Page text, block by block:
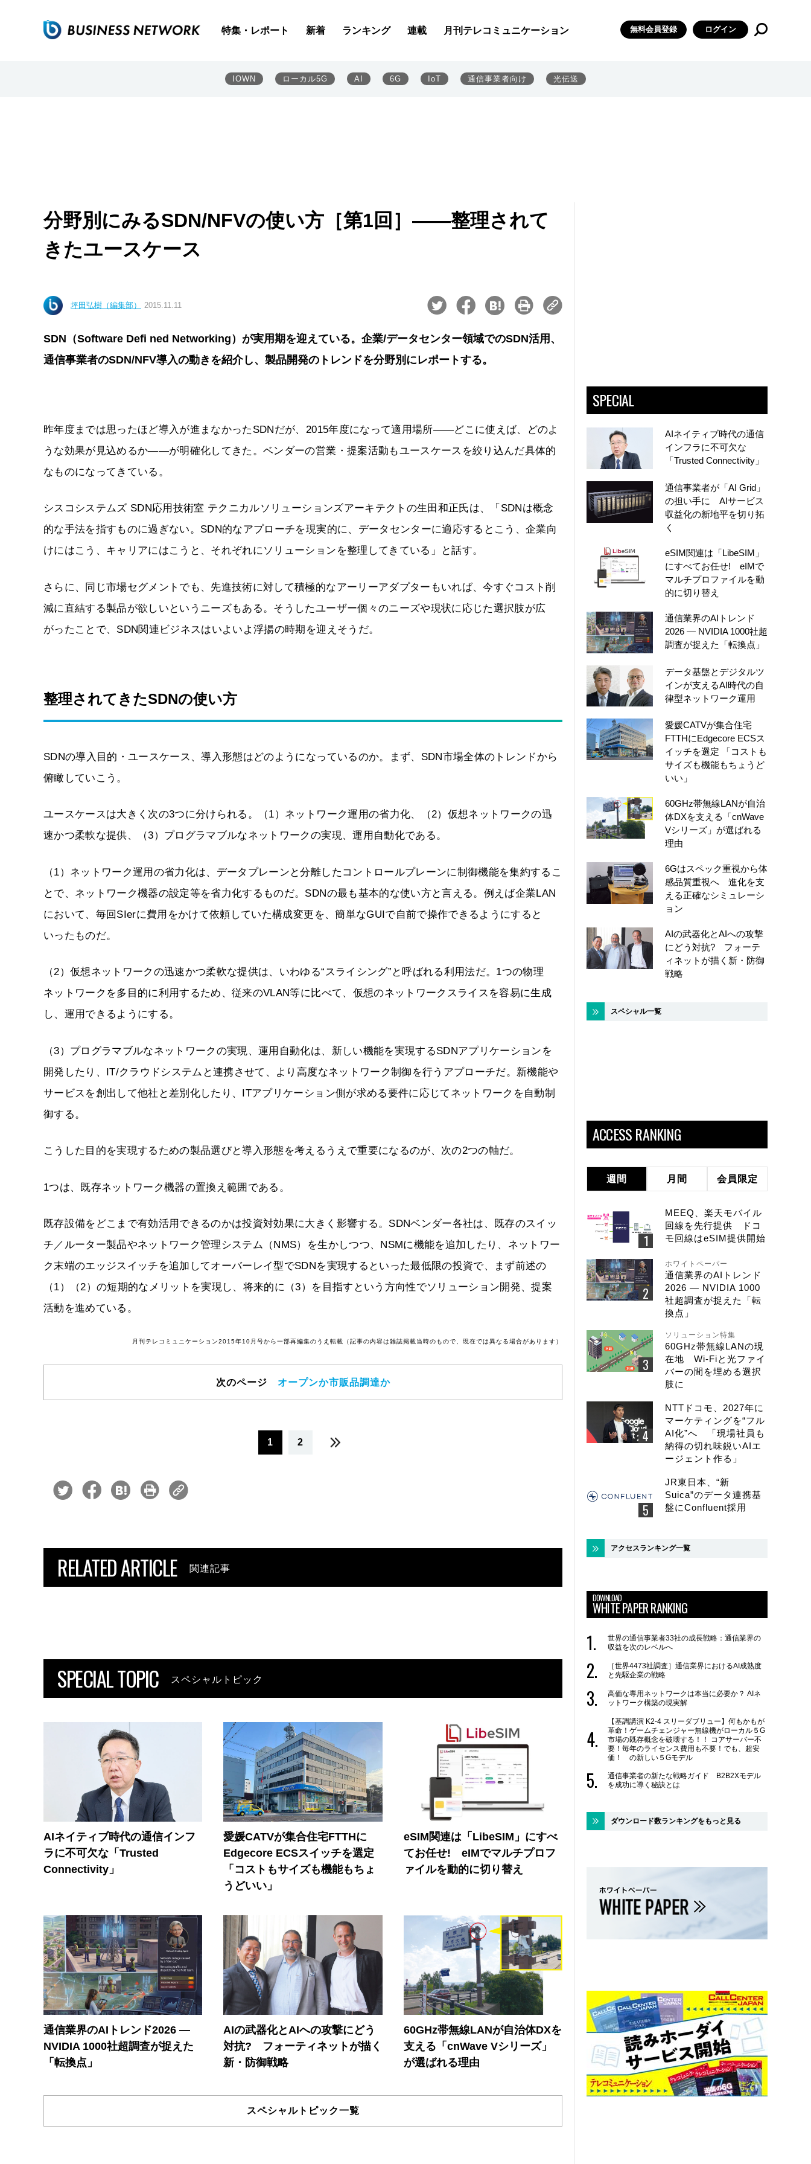
特集・レポート 新着 ランキング 連載 月刊テレコミュニケーション 無料会員登録 ログイン
IOWN ローカル5G AI 6G IoT 通信事業者向け 光伝送
分野別にみるSDN/NFVの使い方［第1回］――整理されて
きたユースケース
坪田弘樹（編集部） 2015.11.11
SDN（Software Defi ned Networking）が実用期を迎えている。企業/データセンター領域でのSDN活用、
通信事業者のSDN/NFV導入の動きを紹介し、製品開発のトレンドを分野別にレポートする。
昨年度までは思ったほど導入が進まなかったSDNだが、2015年度になって適用場所――どこに使えば、どのよ
うな効果が見込めるか――が明確化してきた。ベンダーの営業・提案活動もユースケースを絞り込んだ具体的
なものになってきている。
シスコシステムズ SDN応用技術室 テクニカルソリューションズアーキテクトの生田和正氏は、「SDNは概念
的な手法を指すものに過ぎない。SDN的なアプローチを現実的に、データセンターに適応するとこう、企業向
けにはこう、キャリアにはこうと、それぞれにソリューションを整理してきている」と話す。
さらに、同じ市場セグメントでも、先進技術に対して積極的なアーリーアダプターもいれば、今すぐコスト削
減に直結する製品が欲しいというニーズもある。そうしたユーザー個々のニーズや現状に応じた選択肢が広
がったことで、SDN関連ビジネスはいよいよ浮揚の時期を迎えそうだ。
整理されてきたSDNの使い方
SDNの導入目的・ユースケース、導入形態はどのようになっているのか。まず、SDN市場全体のトレンドから
俯瞰していこう。
ユースケースは大きく次の3つに分けられる。（1）ネットワーク運用の省力化、（2）仮想ネットワークの迅
速かつ柔軟な提供、（3）プログラマブルなネットワークの実現、運用自動化である。
（1）ネットワーク運用の省力化は、データプレーンと分離したコントロールプレーンに制御機能を集約するこ
とで、ネットワーク機器の設定等を省力化するものだ。SDNの最も基本的な使い方と言える。例えば企業LAN
において、毎回SIerに費用をかけて依頼していた構成変更を、簡単なGUIで自前で操作できるようにすると
いったものだ。
（2）仮想ネットワークの迅速かつ柔軟な提供は、いわゆる“スライシング”と呼ばれる利用法だ。1つの物理
ネットワークを多目的に利用するため、従来のVLAN等に比べて、仮想のネットワークスライスを容易に生成
し、運用できるようにする。
（3）プログラマブルなネットワークの実現、運用自動化は、新しい機能を実現するSDNアプリケーションを
開発したり、IT/クラウドシステムと連携させて、より高度なネットワーク制御を行うアプローチだ。新機能や
サービスを創出して他社と差別化したり、ITアプリケーション側が求める要件に応じてネットワークを自動制
御する。
こうした目的を実現するための製品選びと導入形態を考えるうえで重要になるのが、次の2つの軸だ。
1つは、既存ネットワーク機器の置換え範囲である。
既存設備をどこまで有効活用できるのかは投資対効果に大きく影響する。SDNベンダー各社は、既存のスイッ
チ／ルーター製品やネットワーク管理システム（NMS）を生かしつつ、NSMに機能を追加したり、ネットワー
ク末端のエッジスイッチを追加してオーバーレイ型でSDNを実現するといった最低限の投資で、まず前述の
（1）（2）の短期的なメリットを実現し、将来的に（3）を目指すという方向性でソリューション開発、提案
活動を進めている。
月刊テレコミュニケーション2015年10月号から一部再編集のうえ転載（記事の内容は雑誌掲載当時のもので、現在では異なる場合があります）
次のページ オープンか市販品調達か
1 2
RELATED ARTICLE 関連記事
SPECIAL TOPIC スペシャルトピック
AIネイティブ時代の通信インフ
ラに不可欠な「Trusted
Connectivity」
愛媛CATVが集合住宅FTTHに
Edgecore ECSスイッチを選定
「コストもサイズも機能もちょ
うどいい」
eSIM関連は「LibeSIM」にすべ
てお任せ! eIMでマルチプロフ
ァイルを動的に切り替え
通信業界のAIトレンド2026 ―
NVIDIA 1000社超調査が捉えた
「転換点」
AIの武器化とAIへの攻撃にどう
対抗? フォーティネットが描く
新・防御戦略
60GHz帯無線LANが自治体DXを
支える「cnWave Vシリーズ」
が選ばれる理由
スペシャルトピック一覧
SPECIAL
AIネイティブ時代の通信
インフラに不可欠な
「Trusted Connectivity」
通信事業者が「AI Grid」
の担い手に AIサービス
収益化の新地平を切り拓
く
eSIM関連は「LibeSIM」
にすべてお任せ! eIMで
マルチプロファイルを動
的に切り替え
通信業界のAIトレンド
2026 ― NVIDIA 1000社超
調査が捉えた「転換点」
データ基盤とデジタルツ
インが支えるAI時代の自
律型ネットワーク運用
愛媛CATVが集合住宅
FTTHにEdgecore ECSス
イッチを選定 「コストも
サイズも機能もちょうど
いい」
60GHz帯無線LANが自治
体DXを支える「cnWave
Vシリーズ」が選ばれる
理由
6Gはスペック重視から体
感品質重視へ 進化を支
える正確なシミュレーシ
ョン
AIの武器化とAIへの攻撃
にどう対抗? フォーテ
ィネットが描く新・防御
戦略
スペシャル一覧
ACCESS RANKING
週間 月間 会員限定
MEEQ、楽天モバイル
回線を先行提供 ドコ
モ回線はeSIM提供開始
ホワイトペーパー
通信業界のAIトレンド
2026 ― NVIDIA 1000
社超調査が捉えた「転
換点」
ソリューション特集
60GHz帯無線LANの現
在地 Wi-Fiと光ファイ
バーの間を埋める選択
肢に
NTTドコモ、2027年に
マーケティングを“フル
AI化”へ 「現場社員も
納得の切れ味鋭いAIエ
ージェント作る」
JR東日本、“新
Suica”のデータ連携基
盤にConfluent採用
アクセスランキング一覧
DOWNLOAD
WHITE PAPER RANKING
世界の通信事業者33社の成長戦略：通信業界の
収益を次のレベルへ
［世界4473社調査］通信業界におけるAI成熟度
と先駆企業の戦略
高価な専用ネットワークは本当に必要か？ AIネ
ットワーク構築の現実解
【基調講演 K2-4 スリーダブリュー】何もかもが
革命！ゲームチェンジャー無線機がローカル５G
市場の既存概念を破壊する！！ コアサーバー不
要！毎年のライセンス費用も不要！でも、超安
価！ の新しい５Gモデル
通信事業者の新たな戦略ガイド B2B2Xモデル
を成功に導く秘訣とは
ダウンロード数ランキングをもっと見る